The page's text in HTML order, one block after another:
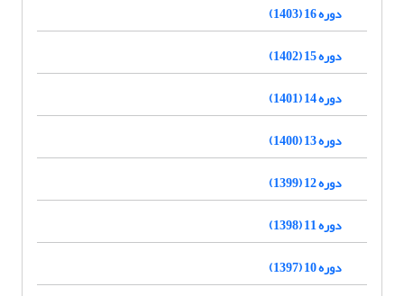
دوره 16 (1403)
دوره 15 (1402)
دوره 14 (1401)
دوره 13 (1400)
دوره 12 (1399)
دوره 11 (1398)
دوره 10 (1397)